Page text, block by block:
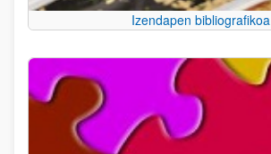
Izendapen bibliografikoa